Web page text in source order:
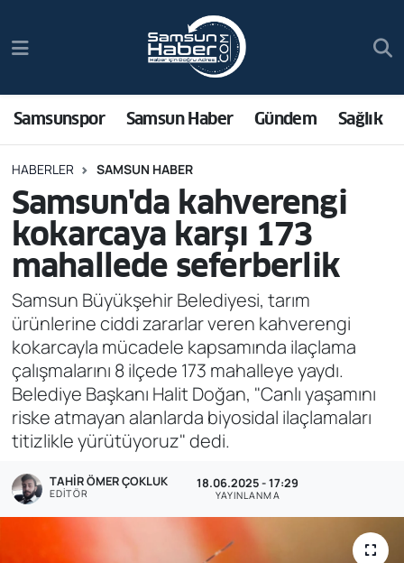
Samsunspor Samsun Haber Gündem Sağlık
HABERLER SAMSUN HABER
Samsun'da kahverengi
kokarcaya karşı 173
mahallede seferberlik
Samsun Büyükşehir Belediyesi, tarım
ürünlerine ciddi zararlar veren kahverengi
kokarcayla mücadele kapsamında ilaçlama
çalışmalarını 8 ilçede 173 mahalleye yaydı.
Belediye Başkanı Halit Doğan, "Canlı yaşamını
riske atmayan alanlarda biyosidal ilaçlamaları
titizlikle yürütüyoruz" dedi.
TAHIR ÖMER ÇOKLUK
EDITÖR
18.06.2025 - 17:29
YAYINLANMA
Samsun Haber
Sağlık
Asayiş
Bilim ve Teknoloji
Bölge
Dünya
Ekonomi
Genel
Gündem
Trafik Durumu
Süper Lig Puan Durumu ve Fikstür
Tüm Manşetler
Son Dakika Haberleri
Haber Arşivi